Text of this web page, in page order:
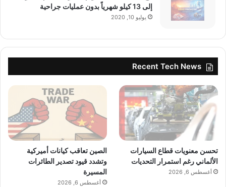
الولايات المتحدة الأمريكية
إسبانيا
المواصفات:
تحتوي على فيتامينات B
تعتمد على الغوارانا الطبيعي
بعض المنتجات مدعّمة بالإلكتروليتات أو التورين
التوسع والأسواق
إلى 13 كيلو شهرياً بدون عمليات جراحية
يوليو 10, 2020
Recent Tech News
تحسن معنويات قطاع السيارات
الألماني رغم استمرار التحديات
أغسطس 6, 2026
الصين تعاقب كيانات أميركية
وتشدد قيود تصدير الطائرات
المسيرة
أغسطس 6, 2026